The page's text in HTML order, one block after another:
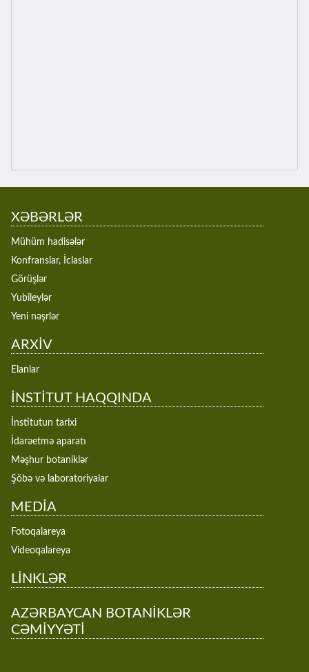
XƏBƏRLƏR
Mühüm hadisələr
Konfranslar, İclaslar
Görüşlər
Yubileylər
Yeni nəşrlər
ARXİV
Elanlar
İNSTİTUT HAQQINDA
İnstitutun tarixi
İdarəetmə aparatı
Məşhur botaniklər
Şöbə və laboratoriyalar
MEDİA
Fotoqalareya
Videoqalareya
LİNKLƏR
AZƏRBAYCAN BOTANİKLƏR
CƏMİYYƏTİ